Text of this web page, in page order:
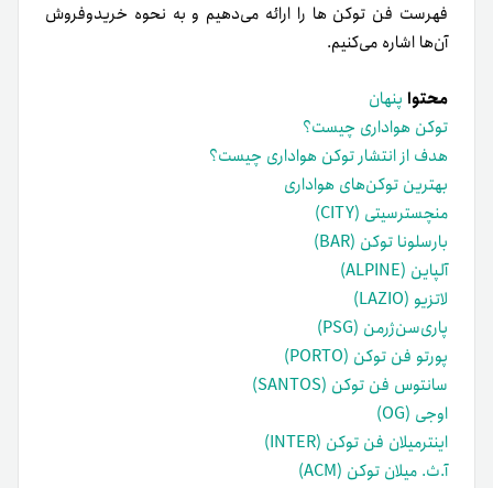
فهرست فن توکن ها را ارائه می‌دهیم و به نحوه خریدوفروش
آن‌ها اشاره می‌کنیم.
محتوا پنهان
توکن هواداری چیست؟
هدف از انتشار توکن هواداری چیست؟
بهترین توکن‌های هواداری
منچسترسیتی (CITY)
بارسلونا توکن (BAR)
آلپاین (ALPINE)
لاتزیو (LAZIO)
پاری‌سن‌ژرمن (PSG)
پورتو فن توکن (PORTO)
سانتوس فن توکن (SANTOS)
اوجی (OG)
اینترمیلان فن توکن (INTER)
آ.ث. میلان توکن (ACM)